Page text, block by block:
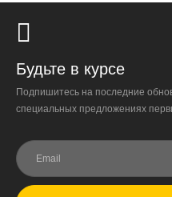
Будьте в курсе
Подпишитесь на последние
специальных предложениях